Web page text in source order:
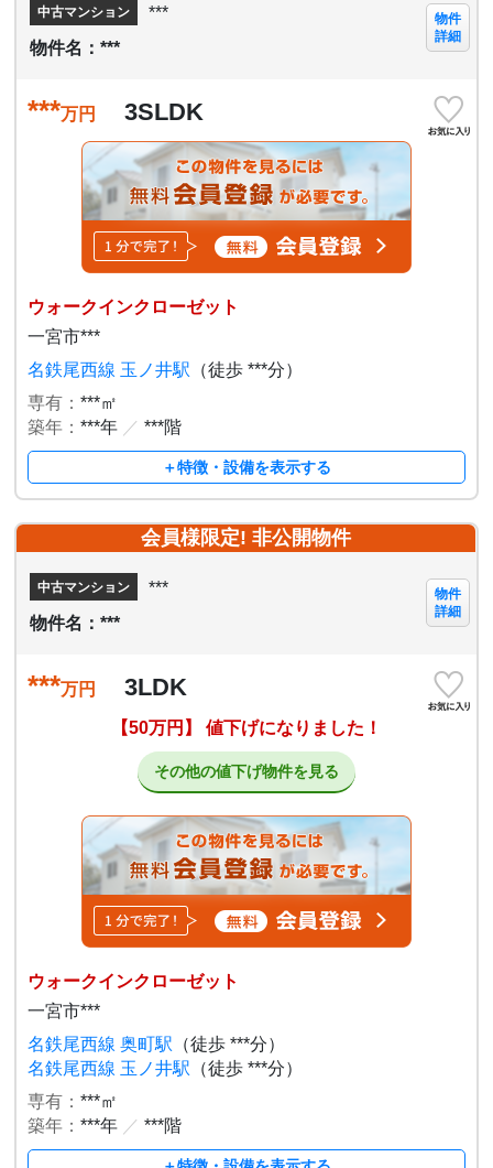
中古マンション
***
物件名：***
物件
詳細
***万円 3SLDK
ウォークインクローゼット
一宮市***
名鉄尾西線 玉ノ井駅 （徒歩 ***分）
専有：***㎡
築年：***年 ／ ***階
＋特徴・設備を表示する
会員様限定! 非公開物件
中古マンション
***
物件名：***
物件
詳細
***万円 3LDK
【50万円】 値下げになりました！
その他の値下げ物件を見る
ウォークインクローゼット
一宮市***
名鉄尾西線 奥町駅 （徒歩 ***分）
名鉄尾西線 玉ノ井駅 （徒歩 ***分）
専有：***㎡
築年：***年 ／ ***階